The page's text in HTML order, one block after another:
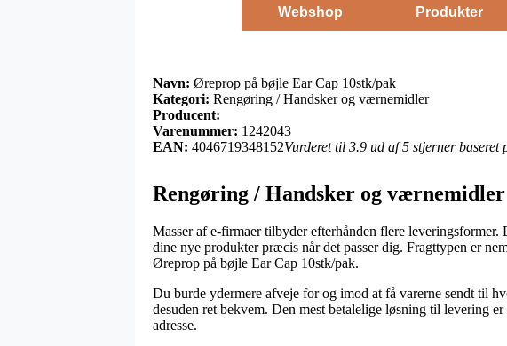
Webshop
Produkter
Navn: Øreprop på bøjle Ear Cap 10stk/pak
Kategori: Rengøring / Handsker og værnemidler
Producent:
Varenummer: 1242043
EAN: 4046719348152Vurderet til 3.9 ud af 5 stjerner baseret
Rengøring / Handsker og værnemidler
Masser af e-firmaer tilbyder efterhånden flere
dine nye produkter præcis når det passer dig. Fragttypen er
Øreprop på bøjle Ear Cap 10stk/pak.
Du burde ydermere afveje for og imod at få varerne sendt til
desuden ret bekvem. Den mest betalelige løsning til levering
adresse.